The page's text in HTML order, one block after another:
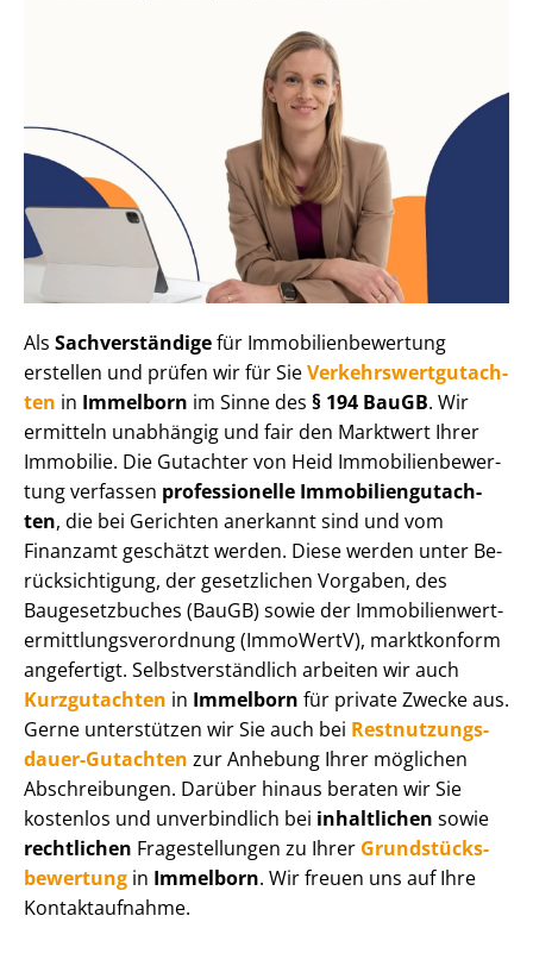
Als Sachverständigefür Im­mo­bi­li­en­be­wer­tung
erstellen und prüfen wir für SieVer­kehrs­wert­gut­ach­
ten in Immelborn im Sinne des § 194 BauGB. Wir
ermitteln unabhängig und fair den Marktwert Ihrer
Immobilie. Die Gutachter von Heid Im­mo­bi­li­en­be­wer­
tung verfassen professionelle Im­mo­bi­li­en­gut­ach­
ten, die bei Gerichten anerkannt sind und vom
Finanzamt geschätzt werden. Diese werden unter Be­
rück­sich­ti­gung, der gesetzlichen Vorgaben, des
Baugesetzbuches (BauGB) sowie der Im­mo­bi­li­en­wert­
ermitt­lungs­ver­ord­nung (ImmoWertV), marktkonform
angefertigt. Selbst­ver­ständ­lich arbeiten wir auch
Kurzgutachten in Immelborn für private Zwecke aus.
Gerne unterstützen wir Sie auch bei Rest­nut­zungs­
dau­er-Gutachten zur Anhebung Ihrer möglichen
Abschreibungen. Darüber hinaus beraten wir Sie
kostenlos und unverbindlich bei inhaltlichen sowie
rechtlichen Fragestellungen zu Ihrer Grund­stücks­
be­wer­tung in Immelborn. Wir freuen uns auf Ihre
Kontaktaufnahme.